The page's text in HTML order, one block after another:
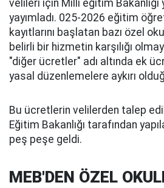
velileri için Milli eğitim Bakanlığı
yayımladı. 025-2026 eğitim
kayıtlarını başlatan bazı özel
belirli bir hizmetin karşılığı
"diğer ücretler" adı altında ek
yasal düzenlemelere aykırı
Bu ücretlerin velilerden talep
Eğitim Bakanlığı tarafından
peş peşe geldi.
MEB'DEN ÖZEL